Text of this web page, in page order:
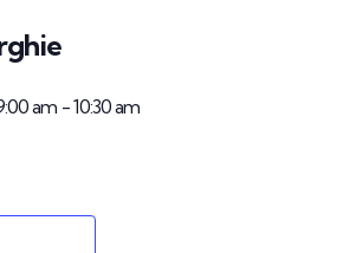
am -10:30 am